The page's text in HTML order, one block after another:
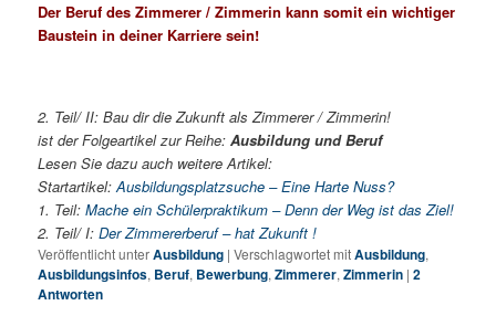
Der Beruf des Zimmerer / Zimmerin kann somit ein wichtiger
Baustein in deiner Karriere sein!
2. Teil/ II: Bau dir die Zukunft als Zimmerer / Zimmerin!
ist der Folgeartikel zur Reihe:Ausbildung und Beruf
Lesen Sie dazu auch weitere Artikel:
Startartikel:Ausbildungsplatzsuche – Eine Harte Nuss?
1. Teil:Mache ein Schülerpraktikum – Denn der Weg ist das Ziel!
2. Teil/ I:Der Zimmererberuf – hat Zukunft !
Veröffentlicht unterAusbildung |Verschlagwortet mitAusbildung,
Ausbildungsinfos, Beruf, Bewerbung,Zimmerer,Zimmerin |2
Antworten